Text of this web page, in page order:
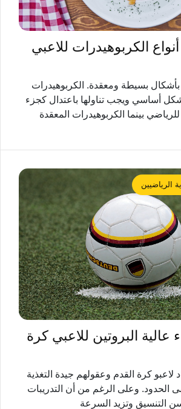
الكربوهيدرات للاعبي
بأشكال بسيطة ومعقدة. الكربوهيدرات
أساسي ويجب تناولها باعتدال كجزء
بينما الكربوهيدرات المعقدة
الرياضيين
البروتين للاعبي كرة
كرة القدم وعقولهم جيدة التغذية
الحدود. وعلى الرغم من أن التدريبات
التنسيق وتزيد السرعة